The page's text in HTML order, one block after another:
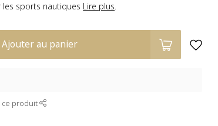
sports nautiques Lire plus.
Ajouter au panier
ce produit